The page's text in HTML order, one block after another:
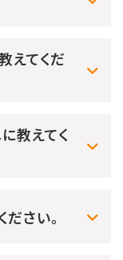
えてくだ
教えてく
さい。